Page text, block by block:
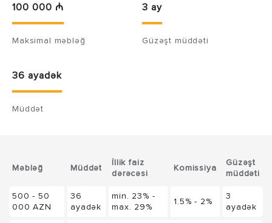
100 000 ₼
Maksimal məbləğ
3 ay
Güzəşt müddəti
36 ayadək
Müddət
Məbləğ Müddət
İllik faiz
dərəcəsi
Komissiya
Güzəşt
müddəti
500 - 50
000 AZN
36
ayadək
min. 23% -
max. 29%
1.5% - 2%
3
ayadək